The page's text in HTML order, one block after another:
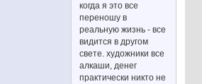
когда я это все
переношу в
реальную жизнь - все
видится в другом
свете. художники все
алкаши, денег
практически никто не